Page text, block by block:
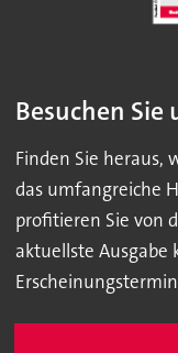
Besuchen
Finden Sie heraus,
das umfangreiche
profitieren Sie von
aktuellste Ausgabe